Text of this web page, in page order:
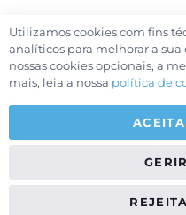
Utilizamos cookies com fins
analíticos para melhorar a sua
nossas cookies opcionais, a
mais, leia a nossa política de